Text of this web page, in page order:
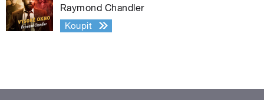
Raymond Chandler
Koupit